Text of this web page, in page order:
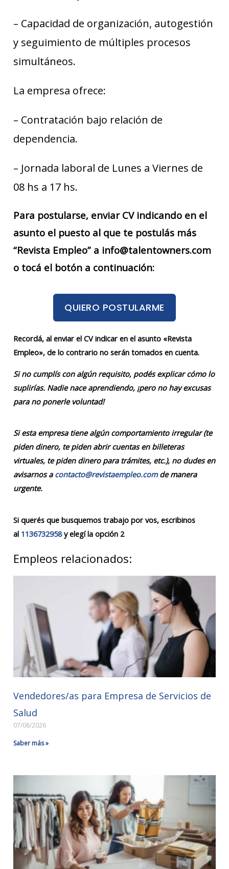
– Capacidad de organización, autogestión
y seguimiento de múltiples procesos
simultáneos.
La empresa ofrece:
– Contratación bajo relación de
dependencia.
– Jornada laboral de Lunes a Viernes de
08 hs a 17 hs.
Para postularse, enviar CV indicando en el
asunto el puesto al que te postulás más
“Revista Empleo” a info@talentowners.com
o tocá el botón a continuación:
QUIERO POSTULARME
Recordá, al enviar el CV indicar en el asunto «Revista
Empleo», de lo contrario no serán tomados en cuenta.
Si no cumplís con algún requisito, podés explicar cómo lo
suplirías. Nadie nace aprendiendo, ¡pero no hay excusas
para no ponerle voluntad!
Si esta empresa tiene algún comportamiento irregular (te
piden dinero, te piden abrir cuentas en billeteras
virtuales, te piden dinero para trámites, etc.), no dudes en
avisarnos a contacto@revistaempleo.comde manera
urgente.
Si querés que busquemos trabajo por vos, escribinos
al 1136732958y elegí la opción 2
Empleos relacionados:
Vendedores/as para Empresa de Servicios de
Salud
07/08/2026
Saber más »